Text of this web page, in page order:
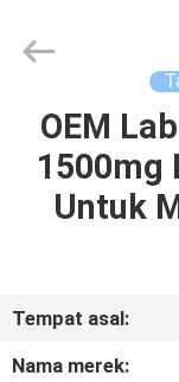
RUMAH
PRODUK
TENTANG
Ltd..
OEM
1500mg
Untuk
Tempat asal:
Nama merek: